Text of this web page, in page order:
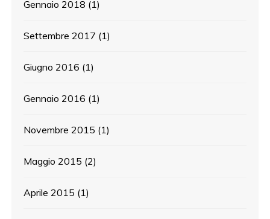
Gennaio 2018 (1)
Settembre 2017 (1)
Giugno 2016 (1)
Gennaio 2016 (1)
Novembre 2015 (1)
Maggio 2015 (2)
Aprile 2015 (1)